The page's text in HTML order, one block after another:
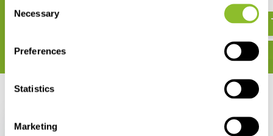
Selection
Necessary
Preferences
Statistics
Marketing
€ 2,95